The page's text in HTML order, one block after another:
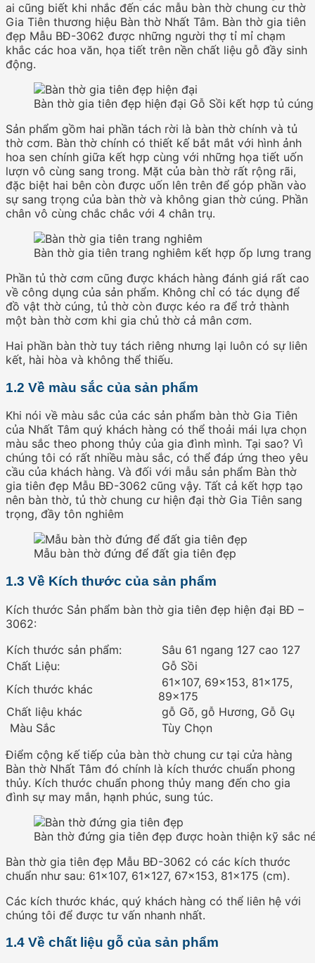
ai cũng biết khi nhắc đến các mẫu bàn thờ chung cư thờ
Gia Tiên thương hiệu Bàn thờ Nhất Tâm. Bàn thờ gia tiên
đẹp Mẫu BĐ-3062 được những người thợ tỉ mỉ chạm
khắc các hoa văn, họa tiết trên nền chất liệu gỗ đầy sinh
động.
Bàn thờ gia tiên đẹp hiện đại Gỗ Sồi kết hợp tủ
Sản phẩm gồm hai phần tách rời là bàn thờ chính và tủ
thờ cơm. Bàn thờ chính có thiết kế bắt mắt với hình ảnh
hoa sen chính giữa kết hợp cùng với những họa tiết uốn
lượn vô cùng sang trong. Mặt của bàn thờ rất rộng rãi,
đặc biệt hai bên còn được uốn lên trên để góp phần vào
sự sang trọng của bàn thờ và không gian thờ cúng. Phần
chân vô cùng chắc chắc với 4 chân trụ.
Bàn thờ gia tiên trang nghiêm kết hợp ốp lưng
Phần tủ thờ cơm cũng được khách hàng đánh giá rất cao
về công dụng của sản phẩm. Không chỉ có tác dụng để
đồ vật thờ cúng, tủ thờ còn được kéo ra để trở thành
một bàn thờ cơm khi gia chủ thờ cả mân cơm.
Hai phần bàn thờ tuy tách riêng nhưng lại luôn có sự liên
kết, hài hòa và không thể thiếu.
1.2 Về màu sắc của sản phẩm
Khi nói về màu sắc của các sản phẩm bàn thờ Gia Tiên
của Nhất Tâm quý khách hàng có thể thoải mái lựa chọn
màu sắc theo phong thủy của gia đình mình. Tại sao? Vì
chúng tôi có rất nhiều màu sắc, có thể đáp ứng theo yêu
cầu của khách hàng. Và đối với mẫu sản phẩm Bàn thờ
gia tiên đẹp Mẫu BĐ-3062 cũng vậy. Tất cả kết hợp tạo
nên bàn thờ, tủ thờ chung cư hiện đại thờ Gia Tiên sang
trọng, đầy tôn nghiêm
Mẫu bàn thờ đứng để đất gia tiên đẹp
1.3 Về Kích thước của sản phẩm
Kích thước Sản phẩm bàn thờ gia tiên đẹp hiện đại BĐ –
3062:
Kích thước sản phẩm:
Sâu 61 ngang 127 cao 127
Chất Liệu:
Gỗ Sồi
Kích thước khác
61×107, 69×153, 81×175,
89×175
Chất liệu khác
gỗ Gõ, gỗ Hương, Gỗ Gụ
Màu Sắc
Tùy Chọn
Điểm cộng kế tiếp của bàn thờ chung cư tại cửa hàng
Bàn thờ Nhất Tâm đó chính là kích thước chuẩn phong
thủy. Kích thước chuẩn phong thủy mang đến cho gia
đình sự may mắn, hạnh phúc, sung túc.
Bàn thờ đứng gia tiên đẹp được hoàn thiện kỹ sắc
Bàn thờ gia tiên đẹp Mẫu BĐ-3062 có các kích thước
chuẩn như sau: 61×107, 61×127, 67×153, 81×175 (cm).
Các kích thước khác, quý khách hàng có thể liên hệ với
chúng tôi để được tư vấn nhanh nhất.
1.4 Về chất liệu gỗ của sản phẩm